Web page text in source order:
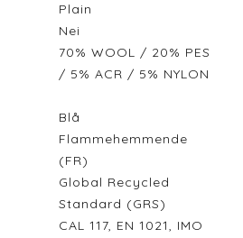
Plain
Nei
70% WOOL / 20% PES
/ 5% ACR / 5% NYLON
Blå
Flammehemmende
(FR)
Global Recycled
Standard (GRS)
CAL 117, EN 1021, IMO